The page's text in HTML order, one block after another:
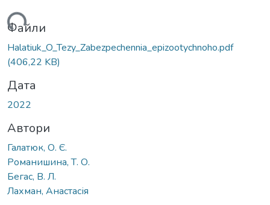
Файли
Halatiuk_O_Tezy_Zabezpechennia_epizootychnoho.pdf
(406,22 KB)
Дата
2022
Автори
Галатюк, О. Є.
Романишина, Т. О.
Бегас, В. Л.
Лахман, Анастасія